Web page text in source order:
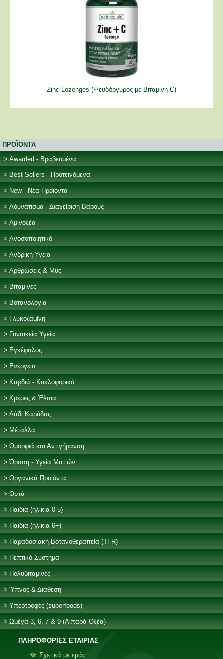
Zinc Lozenges (Ψευδάργυρος με Βιταμίνη C)
ΠΡΟΪΟΝΤΑ
Awarded - Βραβευμένα
Best Sellers - Προτεινόμενα
New - Νέα Προϊόντα
Αδυνάτισμα - Διαχείριση Βάρους
Αμινοξέα
Ανοσοποιητικό
Ανδρική Υγεία
Αρθρώσεις & Μυς
Βιταμίνες
Βοτανολογία
Γλυκοζαμίνη
Γυναικεία Υγεία
Εγκέφαλος
Ενέργεια
Καρδιά - Κυκλοφορικό
Κρέμες & Έλαια
Λάδι Καρύδας
Μέταλλα
Ομορφιά και Αντιγήρανση
Όραση - Υγεία Ματιών
Οργανικά Προϊόντα
Οστά
Παιδιά (ηλικία 0-5)
Παιδιά (ηλικία 6+)
Παραδοσιακή Βοτανοθεραπεία (THR)
Πεπτικό Σύστημα
Πολυβιταμίνες
Ύπνος & Διάθεση
Υπερτροφές (superfoods)
Ωμέγα 3, 6, 7 & 9 (Λιπαρά Οξέα)
ΠΛΗΡΟΦΟΡΙΕΣ ΕΤΑΙΡΙΑΣ
Σχετικά με εμάς